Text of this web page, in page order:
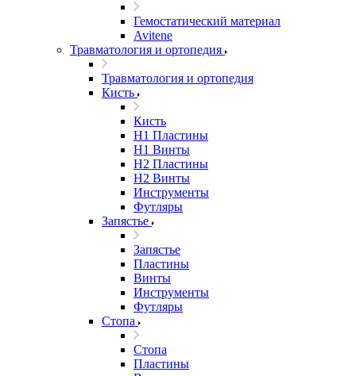
Гемостатический материал
Avitene
Травматология и ортопедия
Травматология и ортопедия
Кисть
Кисть
H1 Пластины
H1 Винты
H2 Пластины
H2 Винты
Инструменты
Футляры
Запястье
Запястье
Пластины
Винты
Инструменты
Футляры
Стопа
Стопа
Пластины